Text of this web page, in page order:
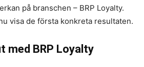
på branschen – BRP Loyalty.
visa de första konkreta resultaten.
med BRP Loyalty